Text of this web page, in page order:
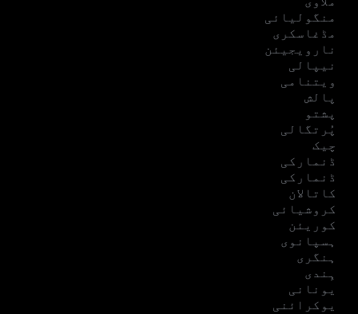
منگولیائی
مڈغاسکری
نارویجیئن
نیپالی
ویتنامی
پالش
پشتو
پُرتگالی
چیک
ڈنمارکی
ڈنمارکی
کاتالان
کروشیائی
کوریئن
ہسپانوی
ہنگری
ہِندی
یونانی
یوکرائنی